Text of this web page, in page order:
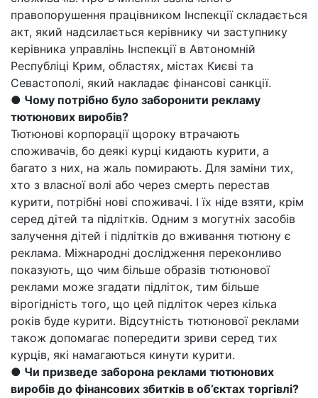
правопорушення працівником Інспекції складається
акт, який надсилається керівнику чи заступнику
керівника управлінь Інспекції в Автономній
Республіці Крим, областях, містах Києві та
Севастополі, який накладає фінансові санкції.
● Чому потрібно було заборонити рекламу
тютюнових виробів?
Тютюнові корпорації щороку втрачають
споживачів, бо деякі курці кидають курити, а
багато з них, на жаль помирають. Для заміни тих,
хто з власної волі або через смерть перестав
курити, потрібні нові споживачі. І їх ніде взяти, крім
серед дітей та підлітків. Одним з могутніх засобів
залучення дітей і підлітків до вживання тютюну є
реклама. Міжнародні дослідження переконливо
показують, що чим більше образів тютюнової
реклами може згадати підліток, тим більше
вірогідність того, що цей підліток через кілька
років буде курити. Відсутність тютюнової реклами
також допомагає попередити зриви серед тих
курців, які намагаються кинути курити.
● Чи призведе заборона реклами тютюнових
виробів до фінансових збитків в об’єктах торгівлі?